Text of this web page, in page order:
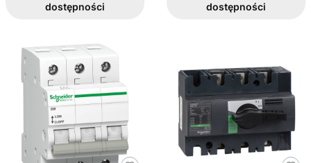
dostępności
dostępności